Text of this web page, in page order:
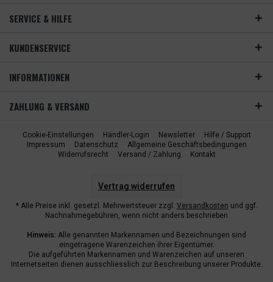
SERVICE & HILFE
KUNDENSERVICE
INFORMATIONEN
ZAHLUNG & VERSAND
Cookie-Einstellungen Händler-Login Newsletter
Hilfe / Support
Impressum
Datenschutz
Allgemeine Geschäftsbedingungen
Widerrufsrecht
Versand / Zahlung Kontakt
Vertrag widerrufen
* Alle Preise inkl. gesetzl. Mehrwertsteuer zzgl. Versandkosten und ggf.
Nachnahmegebühren, wenn nicht anders beschrieben
Hinweis: Alle genannten Markennamen und Bezeichnungen sind
eingetragene Warenzeichen ihrer Eigentümer.
Die aufgeführten Markennamen und Warenzeichen auf unseren
Internetseiten dienen ausschliesslich zur Beschreibung unserer Produkte.